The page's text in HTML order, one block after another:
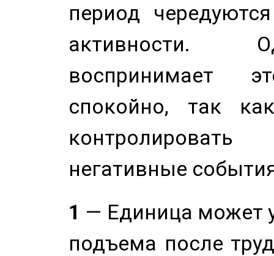
период
активности.
воспринимает
спокойно, так
негативные
1 — Единица может
подъема после